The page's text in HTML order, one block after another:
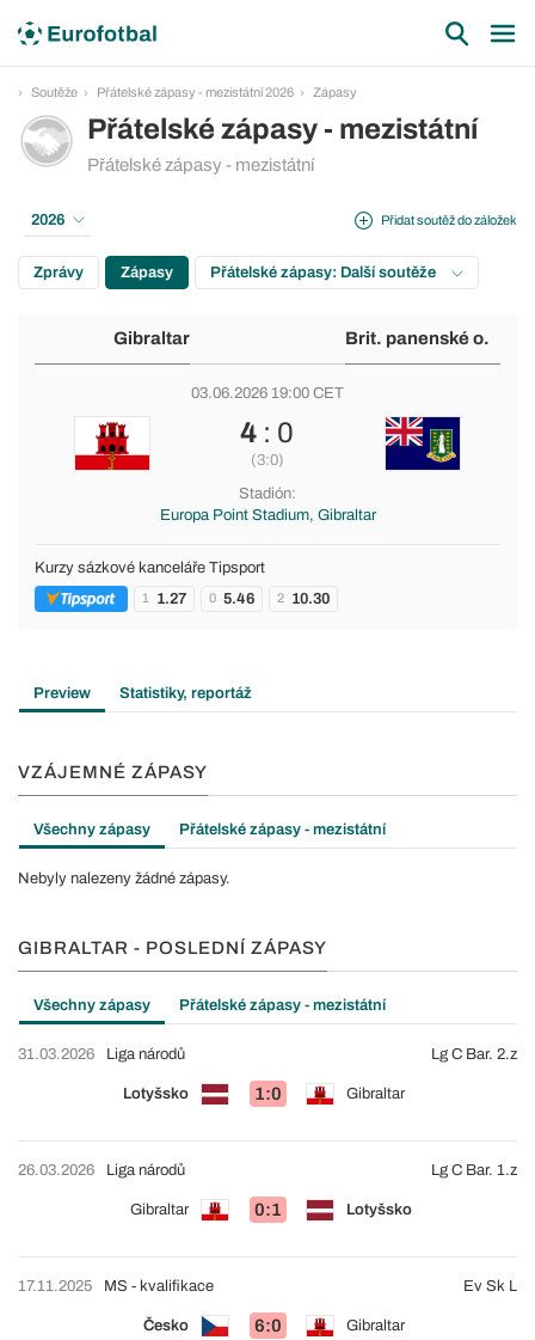
Soutěže Přátelské zápasy - mezistátní 2026 Zápasy
Přátelské zápasy - mezistátní
Přátelské zápasy - mezistátní
Přidat soutěž do záložek
2026
Zprávy Zápasy Přátelské zápasy: Další soutěže
Gibraltar Brit. panenské o.
03.06.2026 19:00 CET
4 : 0
(3:0)
Stadión:
Europa Point Stadium, Gibraltar
Kurzy sázkové kanceláře Tipsport
1 1.27 0 5.46 2 10.30
Preview Statistiky, reportáž
VZÁJEMNÉ ZÁPASY
Všechny zápasy Přátelské zápasy - mezistátní
Nebyly nalezeny žádné zápasy.
GIBRALTAR - POSLEDNÍ ZÁPASY
Všechny zápasy Přátelské zápasy - mezistátní
31.03.2026
Lotyšsko 1:0 Gibraltar
Liga národů Lg C Bar. 2.z
26.03.2026
Gibraltar 0:1 Lotyšsko
Liga národů Lg C Bar. 1.z
17.11.2025
Česko 6:0 Gibraltar
MS - kvalifikace Ev Sk L